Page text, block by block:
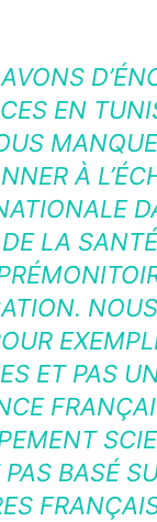
EN
À
LA
ET PAS
PAS BASÉ